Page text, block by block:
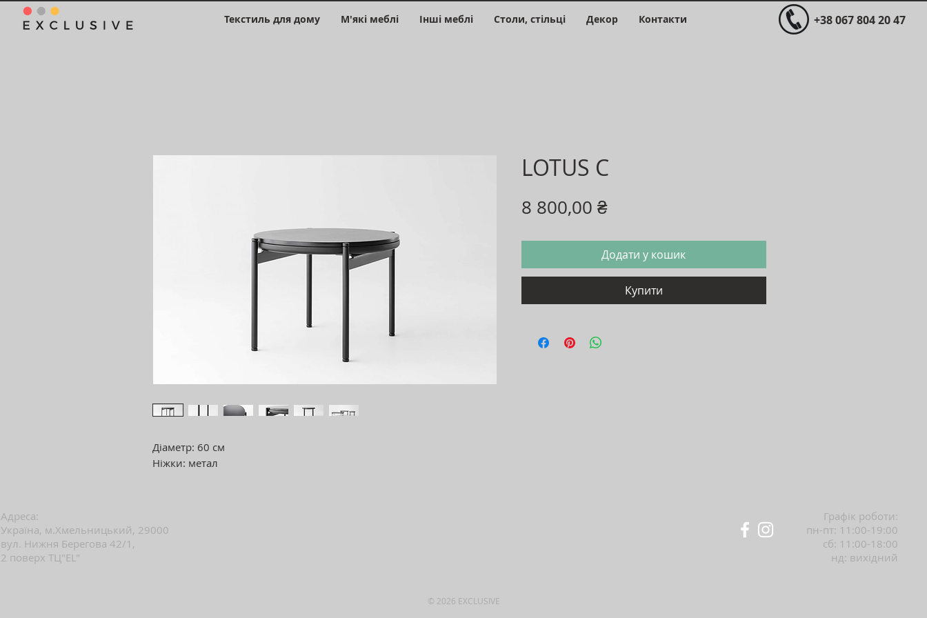
Текстиль для дому М'які меблі Інші меблі Столи, стільці Декор Контакти +38 067 804 20 47
Діаметр: 60 см
Ніжки: метал
LOTUS C
8 800,00 ₴Ціна
Додати у кошик
Купити
Адреса:
Україна, м.Хмельницький, 29000
вул. Нижня Берегова 42/1,
2 поверх ТЦ"EL"
Графік роботи:
пн-пт: 11:00-19:00
сб: 11:00-18:00
нд: вихідний
© 2026 EXCLUSIVE